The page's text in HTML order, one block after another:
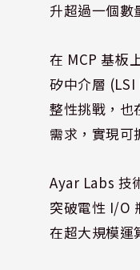
升超過一個數
在 MCP 基板
矽中介層
整性挑戰，
需求，實現可
Ayar Labs 技
突破電性 I/O
在超大規模運